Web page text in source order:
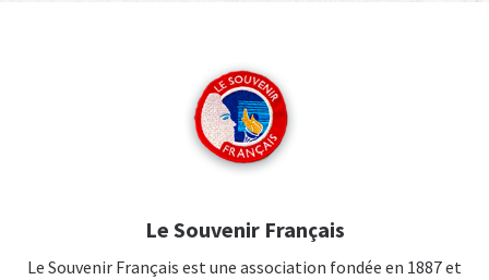
Le Souvenir Français
Le Souvenir Français est une association fondée en 1887 et